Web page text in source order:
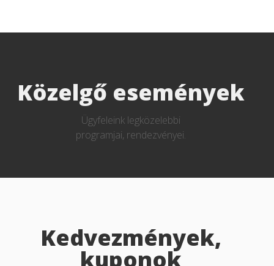
Közelgő események
Ügyfeleink legközelebbi
programjai, rendezvényei.
Kedvezmények,
kuponok